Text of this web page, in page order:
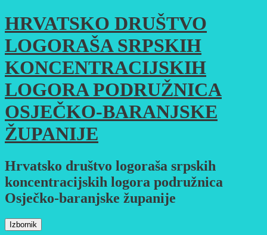
Skoči
do
sadržaja
HRVATSKO DRUŠTVO
LOGORAŠA SRPSKIH
KONCENTRACIJSKIH
LOGORA PODRUŽNICA
OSJEČKO-BARANJSKE
ŽUPANIJE
Hrvatsko društvo logoraša srpskih
koncentracijskih logora podružnica
Osječko-baranjske županije
Izbornik